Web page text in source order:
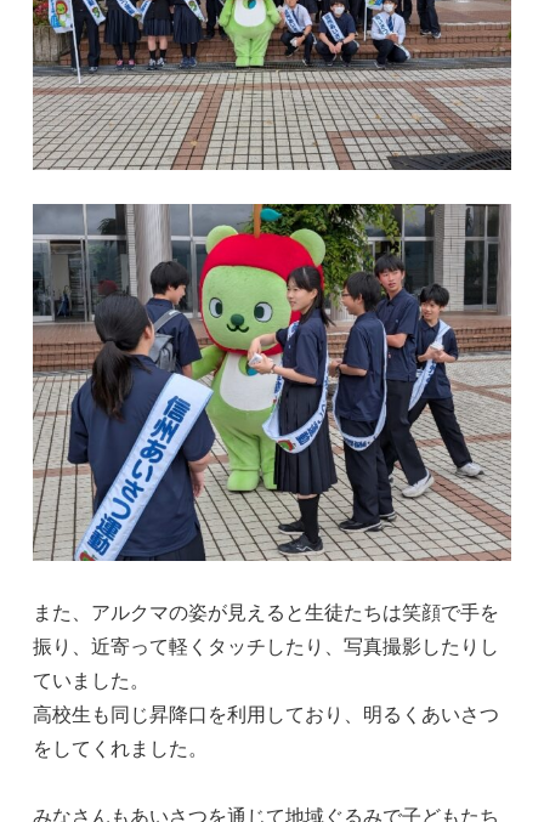
また、アルクマの姿が見えると生徒たちは笑顔で手を
振り、近寄って軽くタッチしたり、写真撮影したりし
ていました。
高校生も同じ昇降口を利用しており、明るくあいさつ
をしてくれました。
みなさんもあいさつを通じて地域ぐるみで子どもたち